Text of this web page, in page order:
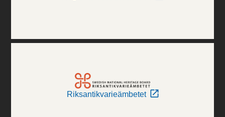
Riksantikvarieämbetet